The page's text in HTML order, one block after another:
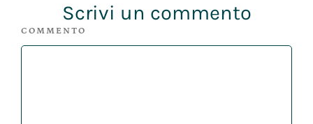
Scrivi un commento
COMMENTO